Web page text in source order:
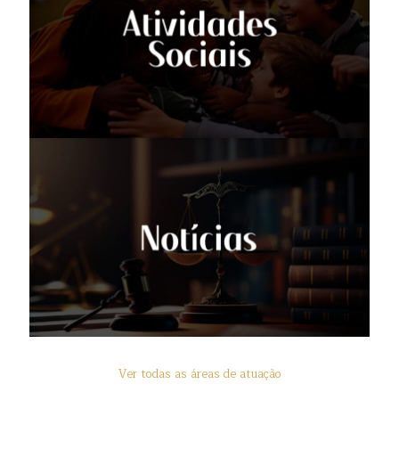
Ver todas as áreas de atuação